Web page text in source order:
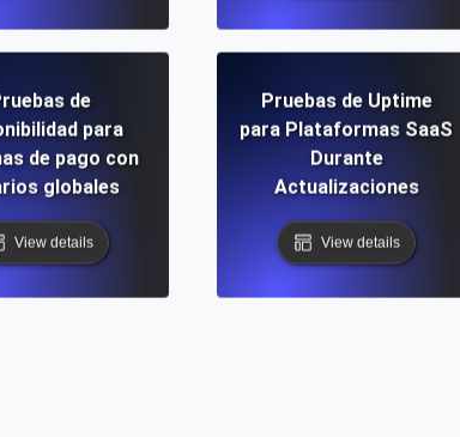
de
para
de pago con
globales
View details
Pruebas de Uptime
para Plataformas SaaS
Durante
Actualizaciones
View details